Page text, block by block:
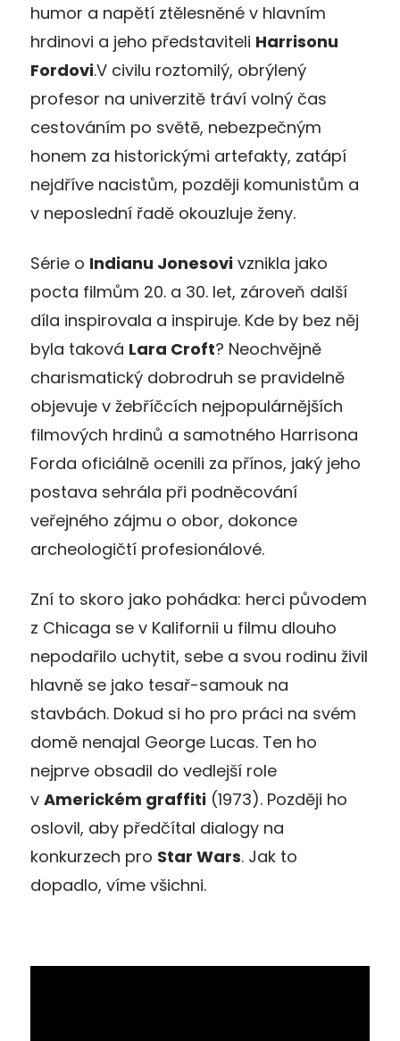
humor a napětí ztělesněné v hlavním
hrdinovi a jeho představiteli Harrisonu
Fordovi.V civilu roztomilý, obrýlený
profesor na univerzitě tráví volný čas
cestováním po světě, nebezpečným
honem za historickými artefakty, zatápí
nejdříve nacistům, později komunistům a
v neposlední řadě okouzluje ženy.
Série o Indianu Jonesovi vznikla jako
pocta filmům 20. a 30. let, zároveň další
díla inspirovala a inspiruje. Kde by bez něj
byla taková Lara Croft? Neochvějně
charismatický dobrodruh se pravidelně
objevuje v žebříčcích nejpopulárnějších
filmových hrdinů a samotného Harrisona
Forda oficiálně ocenili za přínos, jaký jeho
postava sehrála při podněcování
veřejného zájmu o obor, dokonce
archeologičtí profesionálové.
Zní to skoro jako pohádka: herci původem
z Chicaga se v Kalifornii u filmu dlouho
nepodařilo uchytit, sebe a svou rodinu živil
hlavně se jako tesař-samouk na
stavbách. Dokud si ho pro práci na svém
domě nenajal George Lucas. Ten ho
nejprve obsadil do vedlejší role
v Americkém graffiti (1973). Později ho
oslovil, aby předčítal dialogy na
konkurzech pro Star Wars. Jak to
dopadlo, víme všichni.